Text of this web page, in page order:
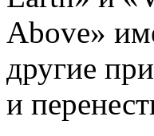
Above»
другие
и